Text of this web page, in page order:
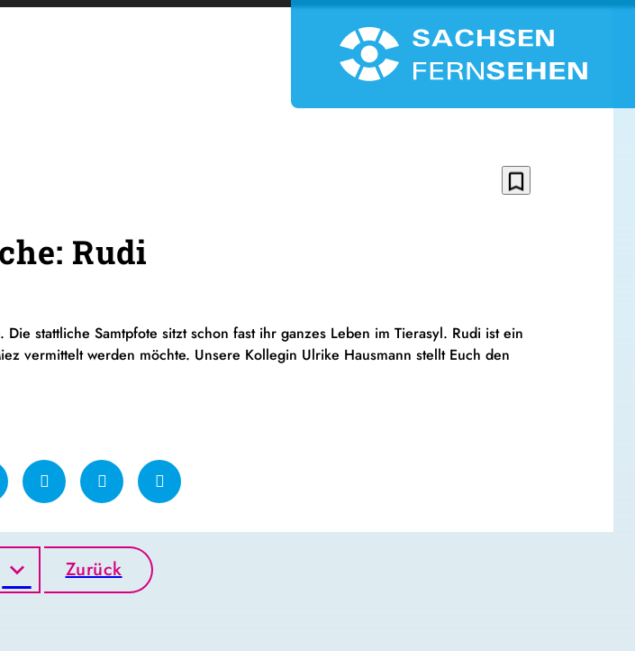
bookmark_border
Rudi
stattliche Samtpfote sitzt schon fast ihr ganzes Leben im Tierasyl. Rudi ist ein
vermittelt werden möchte. Unsere Kollegin Ulrike Hausmann stellt Euch den
Zurück